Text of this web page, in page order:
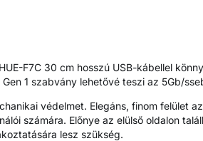
F7C 30 cm hosszú USB-kábellel
1 szabvány lehetővé teszi az 5Gb/
védelmet. Elegáns, finom felület
számára. Előnye az elülső oldalon
lesz szükség.